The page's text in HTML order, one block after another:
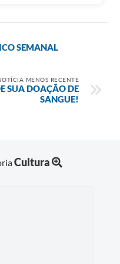
SEMANAL
MENOS RECENTE
SUA DOAÇÃO DE
SANGUE!
Cultura